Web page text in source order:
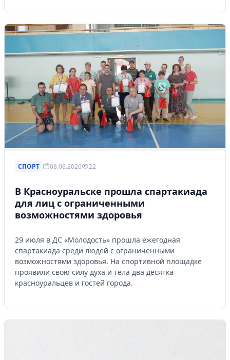
СПОРТ 08.08.2026 22
В Красноуральске прошла спартакиада
для лиц с ограниченными
возможностями здоровья
29 июля в ДС «Молодость» прошла ежегодная
спартакиада среди людей с ограниченными
возможностями здоровья. На спортивной площадке
проявили свою силу духа и тела два десятка
красноуральцев и гостей города.